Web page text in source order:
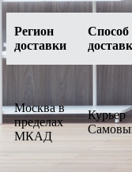
Регион
доставки
Способ
Москва в
пределах
МКАД
Курьер